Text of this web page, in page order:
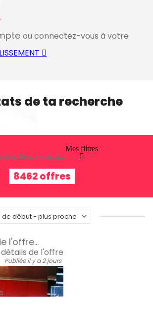
ou connectez-vous à votre
de ta recherche
lieu, contrat...
Mes filtres
8462 offres
l'offre...
de l'offre
Publiée il y a 2 jours